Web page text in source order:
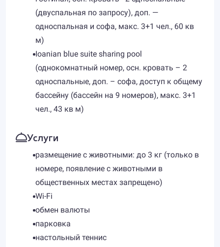
(двуспальная по запросу), доп. —
односпальная и софа, макс. 3+1 чел., 60 кв
м)
Ioanian blue suite sharing pool
(однокомнатный номер, осн. кровать – 2
односпальные, доп. – софа, доступ к общему
бассейну (бассейн на 9 номеров), макс. 3+1
чел., 43 кв м)
Услуги
размещение с животными: до 3 кг (только в
номере, появление с животными в
общественных местах запрещено)
Wi-Fi
обмен валюты
парковка
настольный теннис